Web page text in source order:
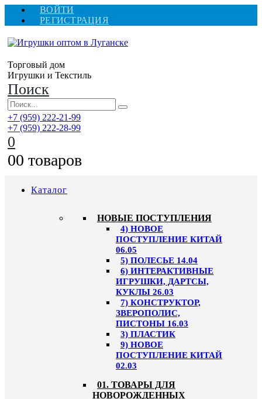
ВОЙТИ
РЕГИСТРАЦИЯ
Торговый дом
Игрушки и Текстиль
Поиск
+7 (959) 222-21-99
+7 (959) 222-28-99
0
00 товаров
Каталог
НОВЫЕ ПОСТУПЛЕНИЯ
4) НОВОЕ
ПОСТУПЛЕНИЕ КИТАЙ
06.05
5) ПОЛЕСЬЕ 14.04
6) ИНТЕРАКТИВНЫЕ
ИГРУШКИ, ДАРТСЫ,
КУКЛЫ 26.03
7) КОНСТРУКТОР,
ЗВЕРОПОЛИС,
ПИСТОНЫ 16.03
3) ПЛАСТИК
9) НОВОЕ
ПОСТУПЛЕНИЕ КИТАЙ
02.03
01. ТОВАРЫ ДЛЯ
НОВОРОЖДЕННЫХ